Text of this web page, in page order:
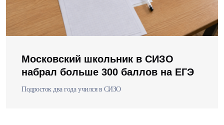
Московский школьник в СИЗО
набрал больше 300 баллов на ЕГЭ
Подросток два года учился в СИЗО